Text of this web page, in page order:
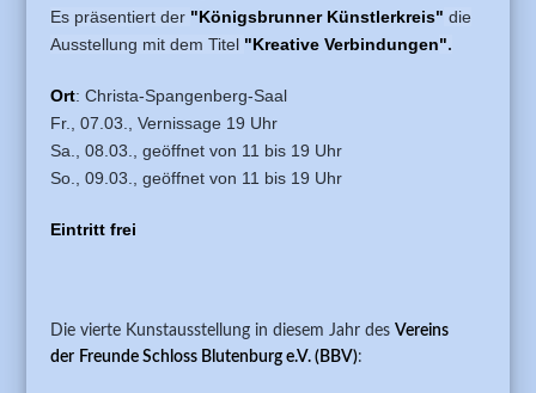
Es präsentiert der "Königsbrunner Künstlerkreis" die
Ausstellung mit dem Titel "Kreative Verbindungen".
Ort: Christa-Spangenberg-Saal
Fr., 07.03., Vernissage 19 Uhr
Sa., 08.03., geöffnet von 11 bis 19 Uhr
So., 09.03., geöffnet von 11 bis 19 Uhr
Eintritt frei
Die vierte Kunstausstellung in diesem Jahr desVereins
der Freunde Schloss Blutenburg e.V. (BBV):